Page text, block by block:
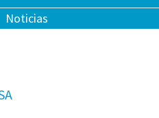
Noticias